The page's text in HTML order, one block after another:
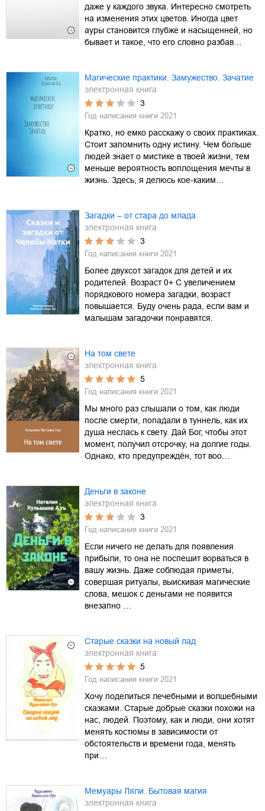
даже у каждого звука. Интересно смотреть
на изменения этих цветов. Иногда цвет
ауры становится глубже и насыщенней, но
бывает и такое, что его словно разбав…
Магические практики. Замужество. Зачатие
электронная книга
3
Год написания книги 2021
Кратко, но емко расскажу о своих практиках.
Стоит запомнить одну истину. Чем больше
людей знает о мистике в твоей жизни, тем
меньше вероятность воплощения мечты в
жизнь. Здесь, я делюсь кое-каким…
Загадки – от стара до млада
электронная книга
3
Год написания книги 2021
Более двухсот загадок для детей и их
родителей. Возраст 0+ С увеличением
порядкового номера загадки, возраст
повышается. Буду очень рада, если вам и
малышам загадочки понравятся.
На том свете
электронная книга
5
Год написания книги 2021
Мы много раз слышали о том, как люди
после смерти, попадали в туннель, как их
душа неслась к свету. Дай Бог, чтобы этот
момент, получил отсрочку, на долгие годы.
Однако, кто предупреждён, тот воо…
Деньги в законе
электронная книга
3
Год написания книги 2021
Если ничего не делать для появления
прибыли, то она не поспешит ворваться в
вашу жизнь. Даже соблюдая приметы,
совершая ритуалы, выискивая магические
слова, мешок с деньгами не появится
внезапно …
Старые сказки на новый лад
электронная книга
5
Год написания книги 2021
Хочу поделиться лечебными и волшебными
сказками. Старые добрые сказки похожи на
нас, людей. Поэтому, как и люди, они хотят
менять костюмы в зависимости от
обстоятельств и времени года, менять
при…
Мемуары Ляли. Бытовая магия
электронная книга